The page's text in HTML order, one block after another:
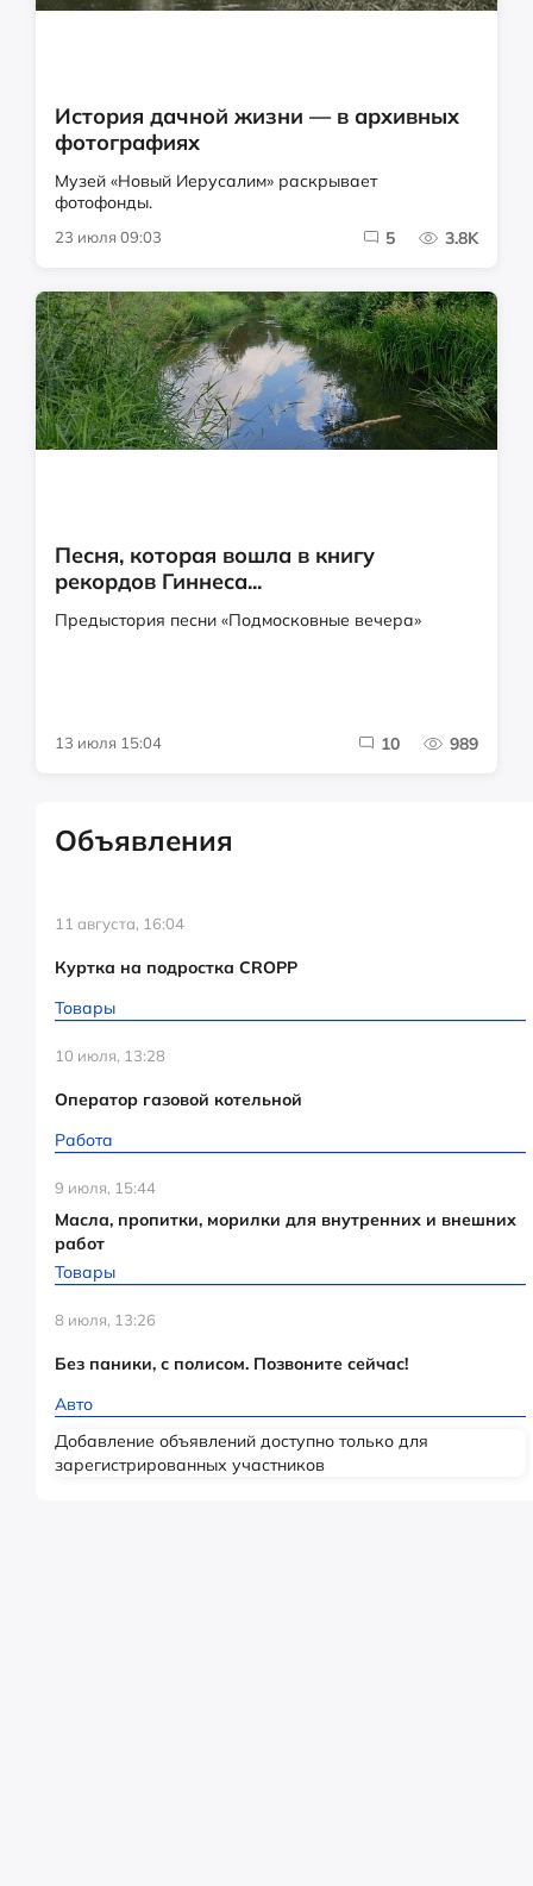
История дачной жизни — в архивных
фотографиях
Музей «Новый Иерусалим» раскрывает
фотофонды.
23 июля 09:03 5 3.8K
Песня, которая вошла в книгу
рекордов Гиннеса...
Предыстория песни «Подмосковные вечера»
13 июля 15:04 10 989
Объявления
11 августа, 16:04
Куртка на подростка CROPP
Товары
10 июля, 13:28
Оператор газовой котельной
Работа
9 июля, 15:44
Масла, пропитки, морилки для внутренних и внешних
работ
Товары
8 июля, 13:26
Без паники, с полисом. Позвоните сейчас!
Авто
Добавление объявлений доступно только для
зарегистрированных участников